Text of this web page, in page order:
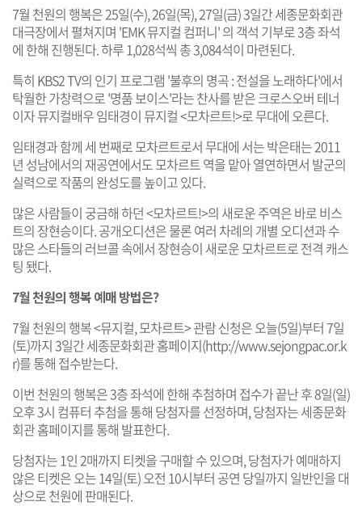
7월 천원의 행복은 25일(수), 26일(목), 27일(금) 3일간 세종문화회관
대극장에서 펼쳐지며 'EMK 뮤지컬 컴퍼니' 의 객석 기부로 3층 좌석
에 한해 진행된다. 하루 1,028석씩 총 3,084석이 마련된다.
특히 KBS2 TV의 인기 프로그램 '불후의 명곡 : 전설을 노래하다'에서
탁월한 가창력으로 '명품 보이스'라는 찬사를 받은 크로스오버 테너
이자 뮤지컬배우 임태경이 뮤지컬 <모차르트!>로 무대에 오른다.
임태경과 함께 세 번째로 모차르트로서 무대에 서는 박은태는 2011
년 성남에서의 재공연에서도 모차르트 역을 맡아 열연하면서 발군의
실력으로 작품의 완성도를 높이고 있다.
많은 사람들이 궁금해 하던 <모차르트!>의 새로운 주역은 바로 비스
트의 장현승이다. 공개오디션은 물론 여러 차례의 개별 오디션과 수
많은 스타들의 러브콜 속에서 장현승이 새로운 모차르트로 전격 캐스
팅 됐다.
7월 천원의 행복 예매 방법은?
7월 천원의 행복 <뮤지컬, 모차르트> 관람 신청은 오늘(5일)부터 7일
(토)까지 3일간 세종문화회관 홈페이지(http://www.sejongpac.or.k
r)를 통해 접수받는다.
이번 천원의 행복은 3층 좌석에 한해 추첨하며 접수가 끝난 후 8일(일)
오후 3시 컴퓨터 추첨을 통해 당첨자를 선정하며, 당첨자는 세종문화
회관 홈페이지를 통해 발표한다.
당첨자는 1인 2매까지 티켓을 구매할 수 있으며, 당첨자가 예매하지
않은 티켓은 오는 14일(토) 오전 10시부터 공연 당일까지 일반인을 대
상으로 천원에 판매된다.